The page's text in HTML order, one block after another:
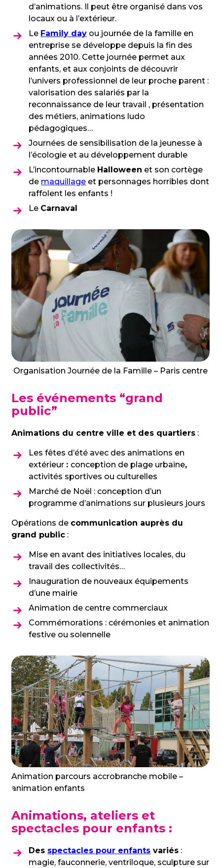
d’animations. Il peut être organisé dans vos
locaux ou à l’extérieur.
Le Family day ou journée de la famille en
entreprise se développe depuis la fin des
années 2010. Cette journée permet aux
enfants, et aux conjoints de découvrir
l’univers professionnel de leur proche parent :
valorisation des salariés par la
reconnaissance de leur travail , présentation
des métiers, animations ludo
pédagogiques…
Journées de sensibilisation de la jeunesse à
l’écologie et au développement durable
L’incontournable Halloween et son cortège
de maquillage et personnages horribles dont
raffolent les enfants !
Le Carnaval
Organisation Journée de la Famille – Paris centre
Les événements “grand
public”
Animations du centre ville et des quartiers :
Les fêtes d’été avec des animations en
extérieur : conception de plage urbaine,
activités sportives ou culturelles
Marché de Noël : conception d’un
programme d’animations sur plusieurs jours
Opérations de communication auprès du
grand public :
Mise en avant des initiatives locales, du
travail des collectivités…
Inauguration de nouveaux équipements
d’une mairie
Animation de centre commerciaux
Commémorations : cérémonies et animation
festive ou solennelle
Animation parcours accrobranche mobile –
animation enfants
Animations, ateliers et
spectacles pour enfants :
Des spectacles pour enfants variés :
magie, fauconnerie, ventriloque, sculpture sur